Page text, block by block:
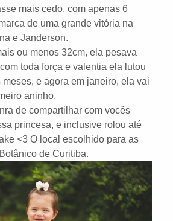
mais cedo, com apenas 6
de uma grande vitória na
e Janderson.
ou menos 32cm, ela pesava
toda força e valentia ela lutou
e agora em janeiro, ela vai
aninho.
de compartilhar com vocês
princesa, e inclusive rolou até
<3 O local escolhido para as
de Curitiba.